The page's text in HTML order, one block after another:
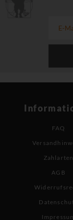
FAQ
Zahlarten
AGB